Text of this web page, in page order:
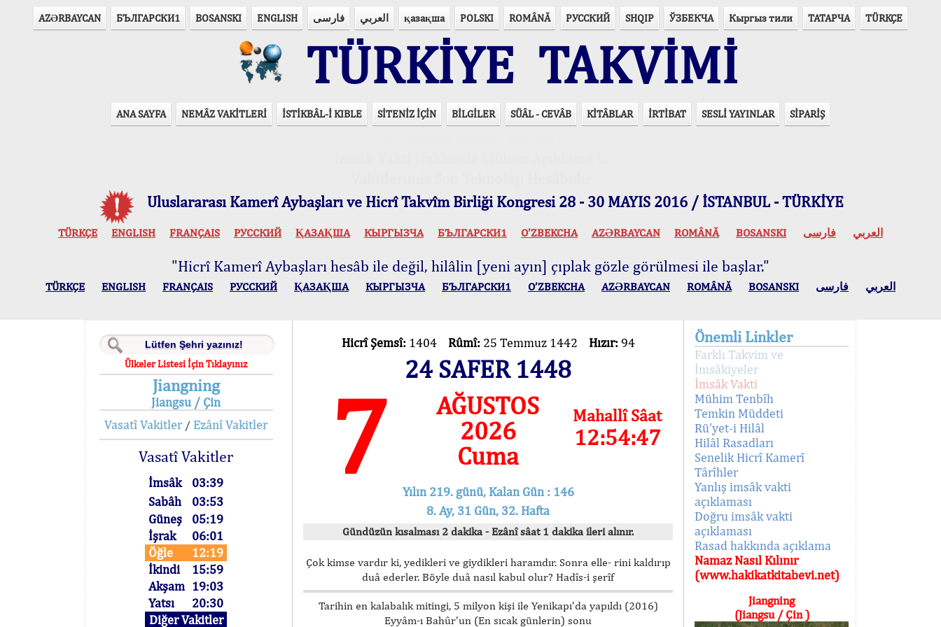
AZӘRBAYCAN БЪЛГАРСКИ1 BOSANSKI ENGLISH فارسی العربي қазақша POLSKI ROMÂNĂ РУССКИЙ SHQIP ЎЗБЕКЧА Кыргыз тили ТАТАРЧА TÜRKÇE
TÜRKİYE TAKVİMİ
ANA SAYFA NEMÂZ VAKİTLERİ İSTİKBÂL-İ KIBLE SİTENİZ İÇİN BİLGİLER SÜÂL - CEVÂB KİTÂBLAR İRTİBAT SESLİ YAYINLAR SİPARİŞ
Uluslararası Kamerî Aybaşları ve Hicrî Takvîm Birliği Kongresi 28 - 30 MAYIS 2016 / İSTANBUL - TÜRKİYE
TÜRKÇE ENGLISH FRANÇAIS РУССКИЙ ҚАЗАҚША КЫPГЫЗЧA БЪЛГАРСКИ1 O’ZBEKCHA AZӘRBAYCAN ROMÂNĂ BOSANSKI العربي فارسی
"Hicrî Kamerî Aybaşları hesâb ile değil, hilâlin [yeni ayın] çıplak gözle görülmesi ile başlar."
TÜRKÇE ENGLISH FRANÇAIS РУССКИЙ ҚАЗАҚША КЫPГЫЗЧA БЪЛГАРСКИ1 O’ZBEKCHA AZӘRBAYCAN ROMÂNĂ BOSANSKI العربي فارسی
Ülkeler Listesi İçin Tıklayınız
Jiangning
Jiangsu / Çin
Vasatî Vakitler/ Ezânî Vakitler
Vasatî Vakitler
İmsâk
03:39
Sabâh
03:53
Güneş
05:19
İşrak
06:01
Öğle
12:19
İkindi
15:59
Akşam 19:03
Yatsı
20:30
Diğer Vakitler
Hicrî Şemsî: 1404 Rûmî: 25 Temmuz 1442 Hızır: 94
24 SAFER 1448
7
AĞUSTOS
2026
Cuma
Mahallî Sâat
12:54:47
Yılın 219. günü, Kalan Gün : 146
8. Ay, 31 Gün, 32. Hafta
Gündüzün kısalması 2 dakika - Ezânî sâat 1 dakika ileri alınır.
Çok kimse vardır ki, yedikleri ve giydikleri haramdır. Sonra elle- rini kaldırıp
duâ ederler. Böyle duâ nasıl kabul olur? Hadîs-i şerîf
Tarihin en kalabalık mitingi, 5 milyon kişi ile Yenikapı’da yapıldı (2016)
Eyyâm-ı Bahûr’un (En sıcak günlerin) sonu
Önemli Linkler
Farklı Takvim ve
İmsâkiyeler
İmsâk Vakti
Mühim Tenbîh
Temkin Müddeti
Rü'yet-i Hilâl
Hilâl Rasadları
Senelik Hicrî Kamerî
Târîhler
Yanlış imsâk vakti
açıklaması
Doğru imsâk vakti
açıklaması
Rasad hakkında açıklama
Namaz Nasıl Kılınır
(www.hakikatkitabevi.net)
Jiangning
(Jiangsu / Çin )